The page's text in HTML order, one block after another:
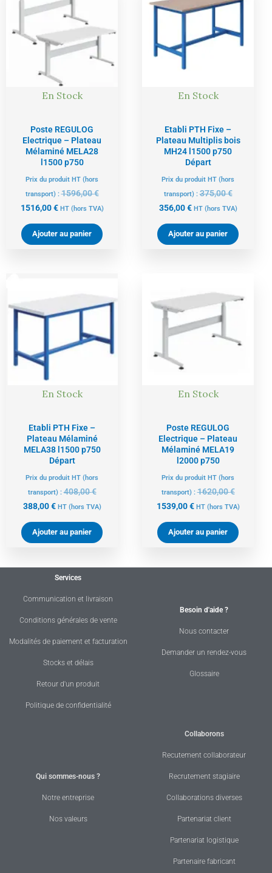
En Stock
Poste REGULOG
Electrique – Plateau
Mélaminé MELA28
l1500 p750
Prix du produit HT (hors
transport) :1596,00€
1596,00 €.
1516,00€
actuel
est :
1516,00 €.
HT (hors TVA)
Ajouter au panier
En Stock
Etabli PTH Fixe –
Plateau Multiplis bois
MH24 l1500 p750
Départ
Prix du produit HT (hors
transport) :375,00€
375,00 €.
356,00€
actuel
356,00 €.
HT (hors TVA)
Ajouter au panier
En Stock
Etabli PTH Fixe –
Plateau Mélaminé
MELA38 l1500 p750
Départ
Prix du produit HT (hors
transport) :408,00€
initial
408,00 €.
388,00€
actuel
est :
388,00 €.
HT (hors TVA)
Ajouter au panier
En Stock
Poste REGULOG
Electrique – Plateau
Mélaminé MELA19
l2000 p750
Prix du produit HT (hors
transport) :1620,00€
1539,00€
prix
actuel
est :
1539,00 €.
HT (hors TVA)
Ajouter au panier
Services
Communication et livraison
Conditions générales de vente
Modalités de paiement et facturation
Stocks et délais
Retour d'un produit
Politique de confidentialité
Besoin d'aide ?
Nous contacter
Demander un rendez-vous
Glossaire
Qui sommes-nous ?
Notre entreprise
Nos valeurs
Collaborons
Recutement collaborateur
Recrutement stagiaire
Collaborations diverses
Partenariat client
Partenariat logistique
Partenaire fabricant